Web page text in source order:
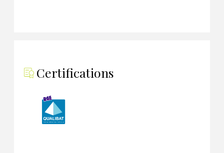
Certifications